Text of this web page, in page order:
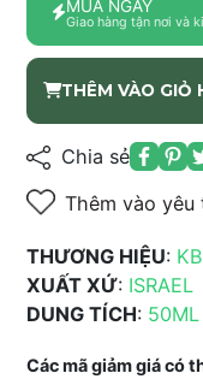
MUA NGAY
Giao hàng tận nơi và
THÊM VÀO GIỎ
Chia sẻ
Thêm vào yêu
THƯƠNG HIỆU:
XUẤT XỨ: ISRAEL
DUNG TÍCH: 50ML
Các mã giảm giá có